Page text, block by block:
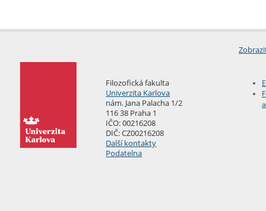
Filozofická fakulta
Univerzita Karlova
nám. Jana Palacha 1/2
116 38 Praha 1
IČO: 00216208
DIČ: CZ00216208
Další kontakty
Podatelna